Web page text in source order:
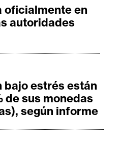
oficialmente en
autoridades
bajo estrés están
de sus monedas
según informe